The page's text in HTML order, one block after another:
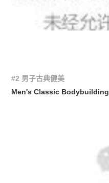
#2 男子古典健美
Men's Classic Bodybuilding